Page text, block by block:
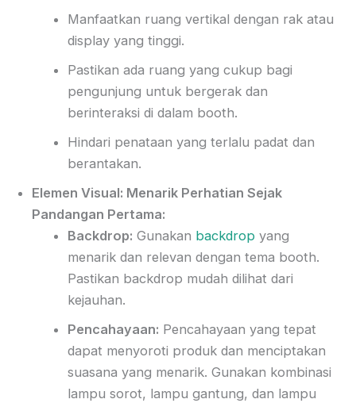
Manfaatkan ruang vertikal dengan rak atau
display yang tinggi.
Pastikan ada ruang yang cukup bagi
pengunjung untuk bergerak dan
berinteraksi di dalam booth.
Hindari penataan yang terlalu padat dan
berantakan.
Elemen Visual: Menarik Perhatian Sejak
Pandangan Pertama:
Backdrop: Gunakan backdrop yang
menarik dan relevan dengan tema booth.
Pastikan backdrop mudah dilihat dari
kejauhan.
Pencahayaan: Pencahayaan yang tepat
dapat menyoroti produk dan menciptakan
suasana yang menarik. Gunakan kombinasi
lampu sorot, lampu gantung, dan lampu